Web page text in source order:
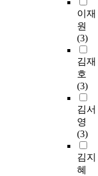
이재
원
(3)
김재
호
(3)
김서
영
(3)
김지
혜